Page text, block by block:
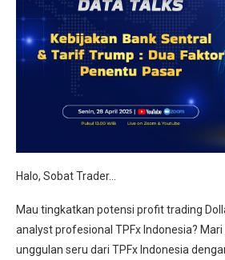
Halo, Sobat Trader…
Mau tingkatkan potensi profit trading
analyst profesional TPFx Indonesia?
unggulan seru dari TPFx Indonesia